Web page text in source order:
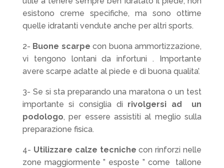
esistono creme specifiche, ma sono ottime
quelle idratanti vendute anche per altri sports.
2- Buone scarpe con buona ammortizzazione,
vi tengono lontani da infortuni . Importante
avere scarpe adatte al piede e di buona qualita’.
3- Se si sta preparando una maratona o un test
importante si consiglia di rivolgersi ad un
podologo, per essere assistiti al meglio sulla
preparazione fisica.
4- Utilizzare calze tecniche con rinforzi nelle
zone maggiormente ” esposte ” come tallone